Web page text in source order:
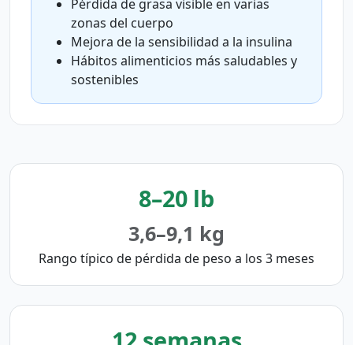
Pérdida de grasa visible en varias
zonas del cuerpo
Mejora de la sensibilidad a la insulina
Hábitos alimenticios más saludables y
sostenibles
8–20 lb
3,6–9,1 kg
Rango típico de pérdida de peso a los 3 meses